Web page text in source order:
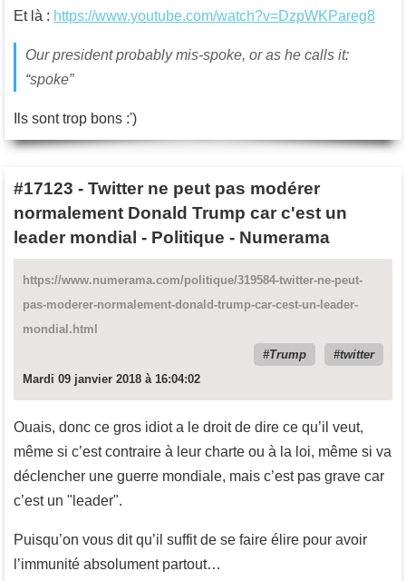
Et là : https://www.youtube.com/watch?v=DzpWKPareg8
Our president probably mis-spoke, or as he calls it:
“spoke”
Ils sont trop bons :')
#17123 - Twitter ne peut pas modérer
normalement Donald Trump car c'est un
leader mondial - Politique - Numerama
https://www.numerama.com/politique/319584-twitter-ne-peut-
pas-moderer-normalement-donald-trump-car-cest-un-leader-
mondial.html
Trump
twitter
Mardi 09 janvier 2018 à 16:04:02
Ouais, donc ce gros idiot a le droit de dire ce qu’il veut,
même si c’est contraire à leur charte ou à la loi, même si va
déclencher une guerre mondiale, mais c’est pas grave car
c’est un "leader".
Puisqu’on vous dit qu’il suffit de se faire élire pour avoir
l’immunité absolument partout…